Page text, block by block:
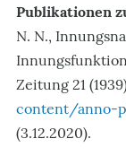
Publikationen
N. N.,
Zeitung 21
content/anno-
(3.12.2020).